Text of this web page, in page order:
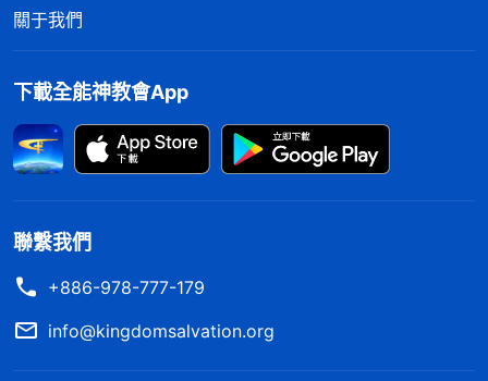
關于我們
下載全能神教會App
聯繫我們
+886-978-777-179
info@kingdomsalvation.org